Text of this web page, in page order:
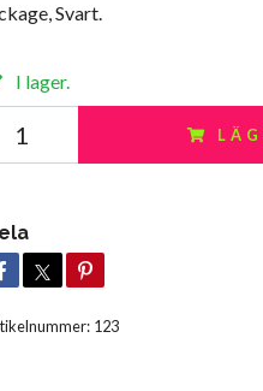
Svart.
I lager.
123